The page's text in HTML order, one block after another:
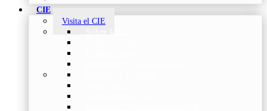
CIE
Visita el CIE